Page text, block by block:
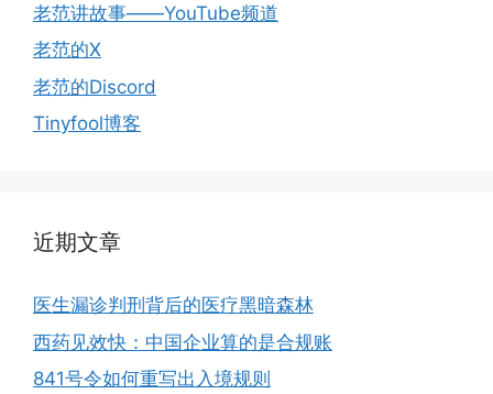
老范讲故事——YouTube频道
老范的X
老范的Discord
Tinyfool博客
近期文章
医生漏诊判刑背后的医疗黑暗森林
西药见效快：中国企业算的是合规账
841号令如何重写出入境规则